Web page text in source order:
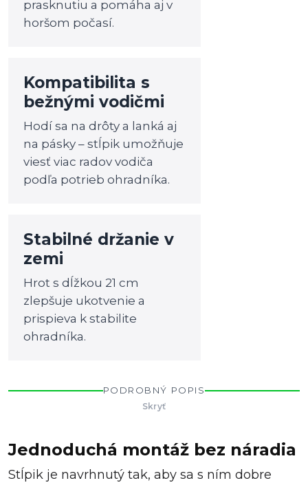
prasknutiu a pomáha aj v
horšom počasí.
Kompatibilita s
bežnými vodičmi
Hodí sa na drôty a lanká aj
na pásky – stĺpik umožňuje
viesť viac radov vodiča
podľa potrieb ohradníka.
Stabilné držanie v
zemi
Hrot s dĺžkou 21 cm
zlepšuje ukotvenie a
prispieva k stabilite
ohradníka.
PODROBNÝ POPIS
Skryť
Jednoduchá montáž bez náradia
Stĺpik je navrhnutý tak, aby sa s ním dobre